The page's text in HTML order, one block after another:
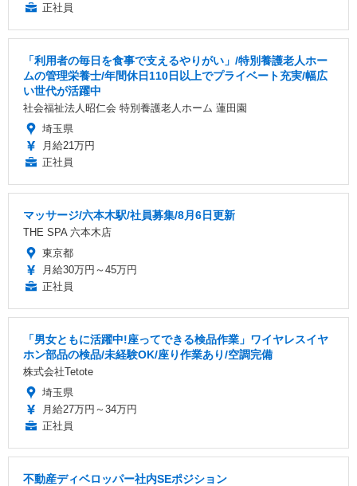
正社員
「利用者の毎日を食事で支えるやりがい」/特別養護老人ホー
ムの管理栄養士/年間休日110日以上でプライベート充実/幅広
い世代が活躍中
社会福祉法人昭仁会 特別養護老人ホーム 蓮田園
埼玉県
月給21万円
正社員
マッサージ/六本木駅/社員募集/8月6日更新
THE SPA 六本木店
東京都
月給30万円～45万円
正社員
「男女ともに活躍中!座ってできる検品作業」ワイヤレスイヤ
ホン部品の検品/未経験OK/座り作業あり/空調完備
株式会社Tetote
埼玉県
月給27万円～34万円
正社員
不動産ディベロッパー社内SEポジション